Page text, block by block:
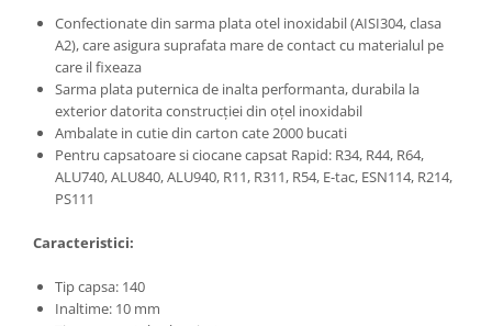
Confectionate din sarma plata otel inoxidabil (AISI304, clasa
A2), care asigura suprafata mare de contact cu materialul pe
care il fixeaza
Sarma plata puternica de inalta performanta, durabila la
exterior datorita construcției din oțel inoxidabil
Ambalate in cutie din carton cate 2000 bucati
Pentru capsatoare si ciocane capsat Rapid: R34, R44, R64,
ALU740, ALU840, ALU940, R11, R311, R54, E-tac, ESN114, R214,
PS111
Caracteristici:
Tip capsa: 140
Inaltime: 10 mm